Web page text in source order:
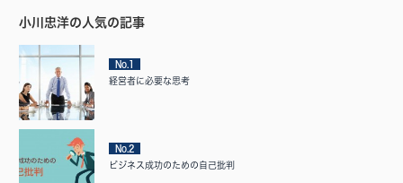
小川忠洋の人気の記事
No.1
経営者に必要な思考
No.2
ビジネス成功のための自己批判